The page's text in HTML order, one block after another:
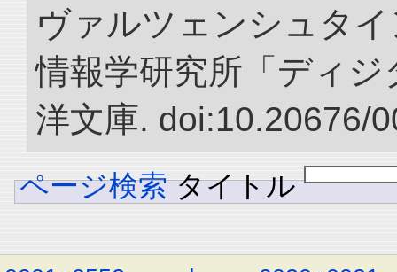
ヴァルツェンシュタイ
情報学研究所「ディ
洋文庫. doi:10.20676/
ページ検索 タイトル